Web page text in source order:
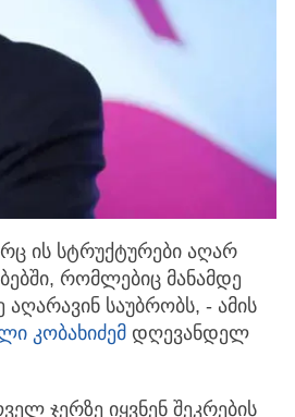
ის სტრუქტურები აღარ
რომლებიც მანამდე
საუბრობს, - ამის
კობახიძემ დღევანდელ
ჯერზე იყვნენ შეკრების